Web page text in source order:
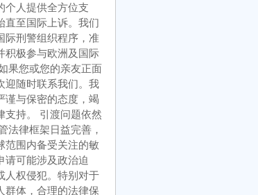
个人提供全方位支
直至国际上诉。我们
际刑警组织程序，准
积极参与欧洲及国际
果您或您的亲友正面
迎随时联系我们。我
谨与保密的态度，竭
支持。 引渡问题依然
法律框架日益完善，
范围内备受关注的敏
请可能涉及政治迫
人权侵犯。特别对于
群体，合理的法律保